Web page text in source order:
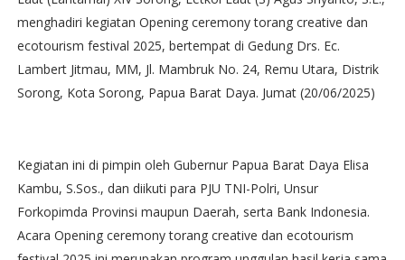
menghadiri kegiatan Opening ceremony torang creative dan
ecotourism festival 2025, bertempat di Gedung Drs. Ec.
Lambert Jitmau, MM, Jl. Mambruk No. 24, Remu Utara, Distrik
Sorong, Kota Sorong, Papua Barat Daya. Jumat (20/06/2025)
Kegiatan ini di pimpin oleh Gubernur Papua Barat Daya Elisa
Kambu, S.Sos., dan diikuti para PJU TNI-Polri, Unsur
Forkopimda Provinsi maupun Daerah, serta Bank Indonesia.
Acara Opening ceremony torang creative dan ecotourism